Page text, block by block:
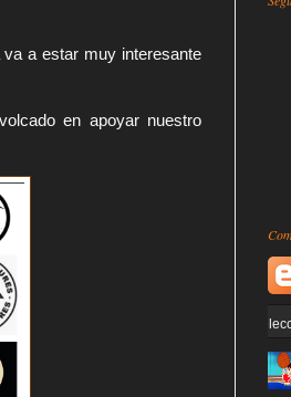
a estar muy interesante
en apoyar nuestro
Muy buena